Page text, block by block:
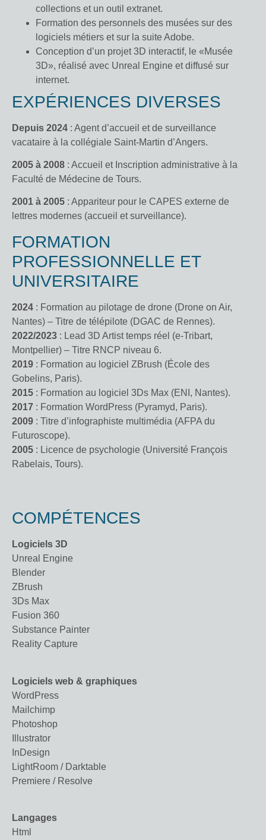
collections et un outil extranet.
Formation des personnels des musées sur des
logiciels métiers et sur la suite Adobe.
Conception d’un projet 3D interactif, le «Musée
3D», réalisé avec Unreal Engine et diffusé sur
internet.
EXPÉRIENCES DIVERSES
Depuis 2024 : Agent d’accueil et de surveillance
vacataire à la collégiale Saint-Martin d’Angers.
2005 à 2008 : Accueil et Inscription administrative à la
Faculté de Médecine de Tours.
2001 à 2005 : Appariteur pour le CAPES externe de
lettres modernes (accueil et surveillance).
FORMATION
PROFESSIONNELLE ET
UNIVERSITAIRE
2024 : Formation au pilotage de drone (Drone on Air,
Nantes) – Titre de télépilote (DGAC de Rennes).
2022/2023 : Lead 3D Artist temps réel (e-Tribart,
Montpellier) – Titre RNCP niveau 6.
2019 : Formation au logiciel ZBrush (École des
Gobelins, Paris).
2015 : Formation au logiciel 3Ds Max (ENI, Nantes).
2017 : Formation WordPress (Pyramyd, Paris).
2009 : Titre d’infographiste multimédia (AFPA du
Futuroscope).
2005 : Licence de psychologie (Université François
Rabelais, Tours).
COMPÉTENCES
Logiciels 3D
Unreal Engine
Blender
ZBrush
3Ds Max
Fusion 360
Substance Painter
Reality Capture
Logiciels web & graphiques
WordPress
Mailchimp
Photoshop
Illustrator
InDesign
LightRoom / Darktable
Premiere / Resolve
Langages
Html